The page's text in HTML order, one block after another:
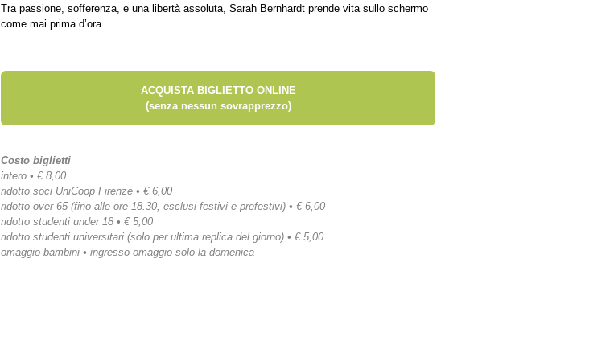
Tra passione, sofferenza, e una libertà assoluta, Sarah Bernhardt prende vita sullo schermo
come mai prima d’ora.
ACQUISTA BIGLIETTO ONLINE
(senza nessun sovrapprezzo)
Costo biglietti
intero • € 8,00
ridotto soci UniCoop Firenze • € 6,00
ridotto over 65 (fino alle ore 18.30, esclusi festivi e prefestivi) • € 6,00
ridotto studenti under 18 • € 5,00
ridotto studenti universitari (solo per ultima replica del giorno) • € 5,00
omaggio bambini • ingresso omaggio solo la domenica